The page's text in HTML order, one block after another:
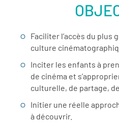
Faciliter l’accès du plus
culture
Inciter les enfants à
de cinéma et
culturelle, de partage,
Initier une réelle
à découvrir.